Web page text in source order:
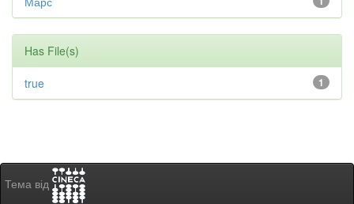
Has File(s)
1
true
Тема від